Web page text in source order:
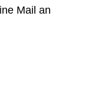
Mail an